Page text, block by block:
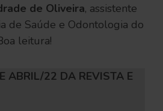
de Oliveira, assistente
de Saúde e Odontologia do
leitura!
ABRIL/22 DA REVISTA E